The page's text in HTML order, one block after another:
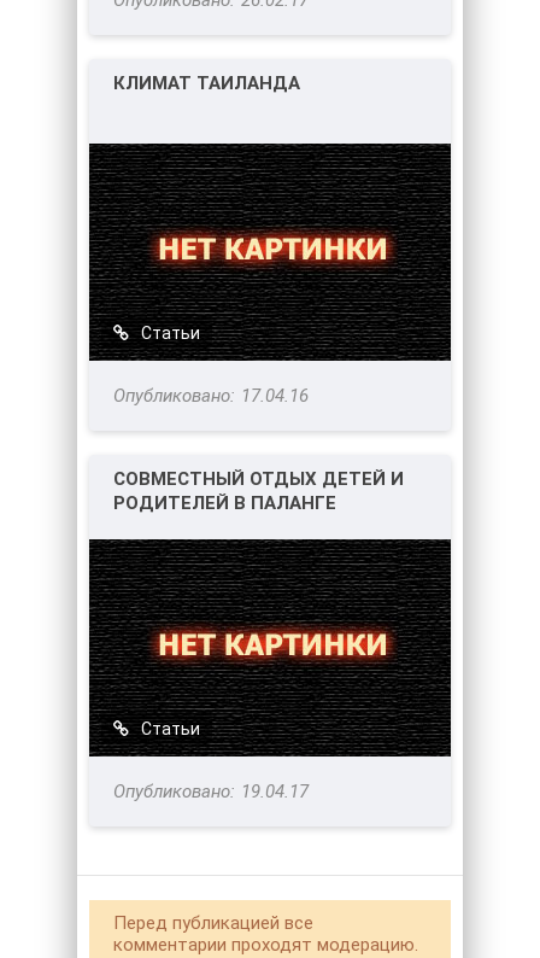
КЛИМАТ ТАИЛАНДА
Статьи
17.04.16
СОВМЕСТНЫЙ ОТДЫХ ДЕТЕЙ И
РОДИТЕЛЕЙ В ПАЛАНГЕ
Статьи
19.04.17
Перед публикацией все
комментарии проходят модерацию.